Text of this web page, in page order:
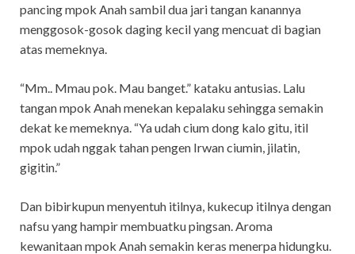
pancing mpok Anah sambil dua jari tangan kanannya
menggosok-gosok daging kecil yang mencuat di bagian
atas memeknya.
“Mm.. Mmau pok. Mau banget.” kataku antusias. Lalu
tangan mpok Anah menekan kepalaku sehingga semakin
dekat ke memeknya. “Ya udah cium dong kalo gitu, itil
mpok udah nggak tahan pengen Irwan ciumin, jilatin,
gigitin.”
Dan bibirkupun menyentuh itilnya, kukecup itilnya dengan
nafsu yang hampir membuatku pingsan. Aroma
kewanitaan mpok Anah semakin keras menerpa hidungku.